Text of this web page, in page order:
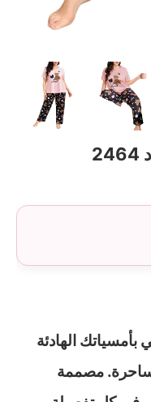
الهادئة
مصممة